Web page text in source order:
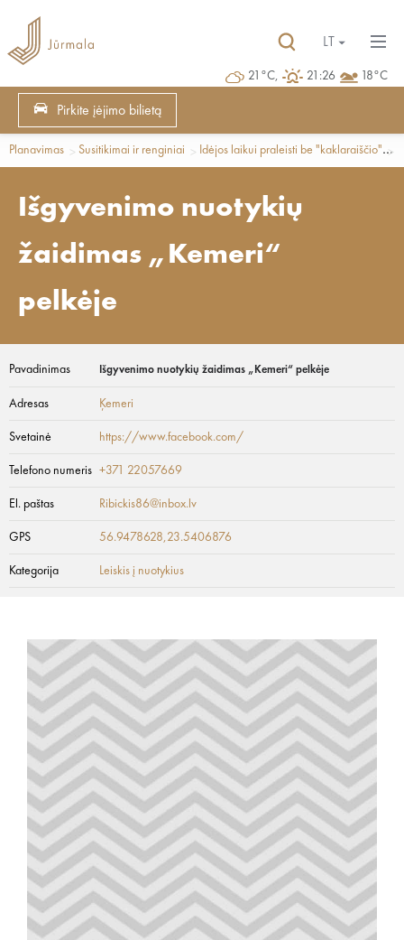
21°C, 21:26 18°C
LT
Pirkite įėjimo bilietą
Planavimas Susitikimai ir renginiai Idėjos laikui praleisti be "kaklaraiščio"
Išgyvenimo nuotykių
žaidimas „Kemeri“
pelkėje
Pavadinimas Išgyvenimo nuotykių žaidimas „Kemeri“ pelkėje
Adresas Ķemeri
Svetainė https://www.facebook.com/
Telefono numeris +371 22057669
El. paštas Ribickis86@inbox.lv
GPS 56.9478628,23.5406876
Kategorija Leiskis į nuotykius